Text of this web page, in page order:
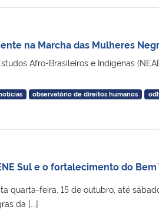
na Marcha das Mulheres
Afro-Brasileiros e Indígenas
observatório de direitos humanos
Sul e o fortalecimento do Bem
quarta-feira, 15 de outubro, até
da [...]